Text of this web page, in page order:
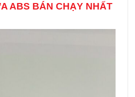
ABS BÁN CHẠY NHẤT